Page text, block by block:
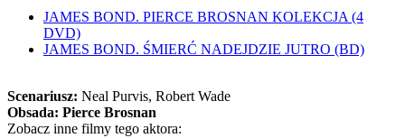
JAMES BOND. PIERCE BROSNAN KOLEKCJA (4
DVD)
JAMES BOND. ŚMIERĆ NADEJDZIE JUTRO (BD)
Scenariusz: Neal Purvis, Robert Wade
Obsada: Pierce Brosnan
Zobacz inne filmy tego aktora: